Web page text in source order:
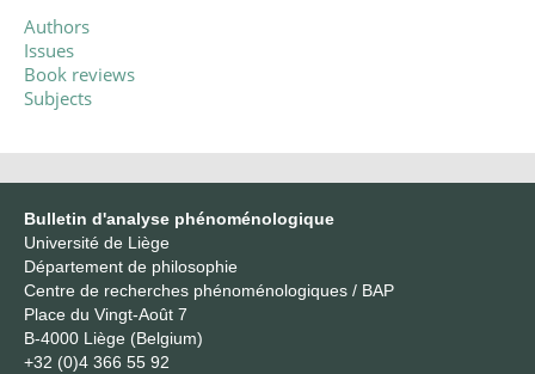
Authors
Issues
Book reviews
Subjects
Bulletin d'analyse phénoménologique
Université de Liège
Département de philosophie
Centre de recherches phénoménologiques / BAP
Place du Vingt-Août 7
B-4000 Liège (Belgium)
+32 (0)4 366 55 92